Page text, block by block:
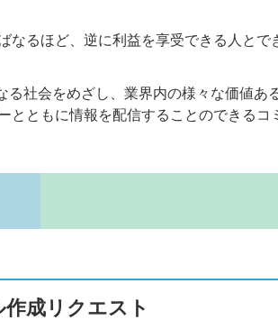
なるほど、逆に利益を享受できる人とで
る社会をめざし、業界内の様々な価値あ
ともに情報を配信することのできるコ
成リクエスト